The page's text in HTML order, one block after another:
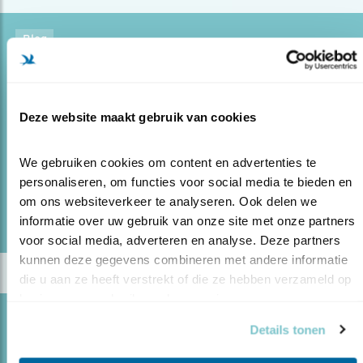
Deze website maakt gebruik van cookies
We gebruiken cookies om content en advertenties te
personaliseren, om functies voor social media te bieden en
om ons websiteverkeer te analyseren. Ook delen we
informatie over uw gebruik van onze site met onze partners
voor social media, adverteren en analyse. Deze partners
kunnen deze gegevens combineren met andere informatie
die u aan ze heeft verstrekt of die ze hebben verzameld op
Details tonen
Blog
VOGELS, EEN LEVEN LANG
Nico de Haan over zijn nieuwste boek en de jaren dat hij